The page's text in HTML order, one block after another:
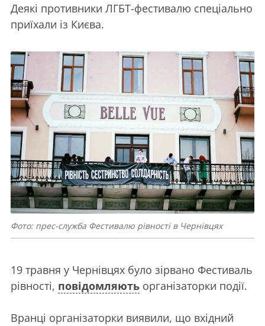
Деякі противники ЛГБТ-фестивалю спеціально
приїхали із Києва.
Фото: прес-служба Фестивалю рівності в Чернівцях
19 травня у Чернівцях було зірвано Фестиваль
рівності, повідомляють організаторки події.
Вранці організаторки виявили, що вхідний